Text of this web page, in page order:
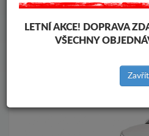
Značky vozidel
Zpět na
LETNÍ AKCE! DOPRAVA
VŠECHNY
Zavřít